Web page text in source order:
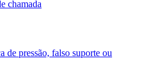
chamada
de pressão, falso suporte ou